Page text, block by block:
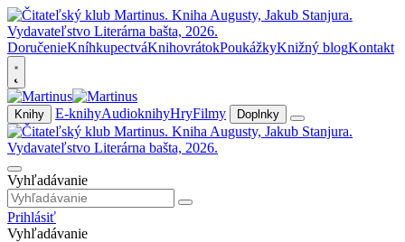
DoručenieKníhkupectváKnihovrátokPoukážkyKnižný blogKontakt
Knihy E-knihyAudioknihyHryFilmy Doplnky
Vyhľadávanie
Prihlásiť
Vyhľadávanie